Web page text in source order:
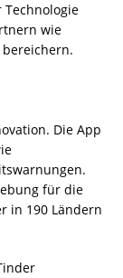
Technologie
wie
Die App
für die
in 190 Ländern